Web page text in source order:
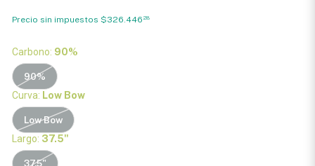
Precio sin impuestos $326.446 28
Carbono: 90%
90%
Curva: Low Bow
Low Bow
Largo: 37.5"
37.5"